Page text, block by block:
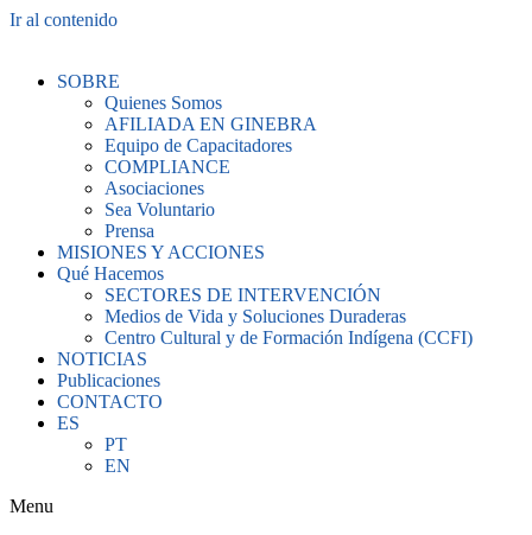
Ir al contenido
SOBRE
Quienes Somos
AFILIADA EN GINEBRA
Equipo de Capacitadores
COMPLIANCE
Asociaciones
Sea Voluntario
Prensa
MISIONES Y ACCIONES
Qué Hacemos
SECTORES DE INTERVENCIÓN
Medios de Vida y Soluciones Duraderas
Centro Cultural y de Formación Indígena (CCFI)
NOTICIAS
Publicaciones
CONTACTO
ES
PT
EN
Menu